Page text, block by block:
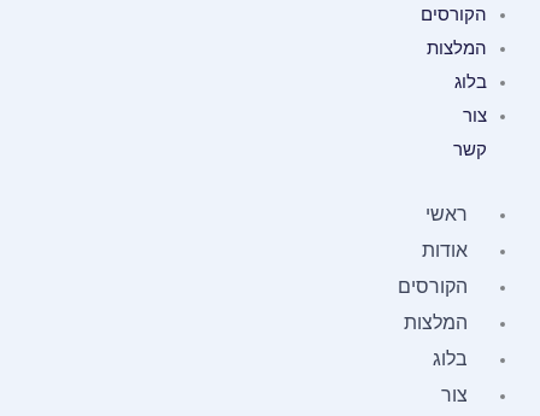
הקורסים
המלצות
בלוג
צור
קשר
ראשי
אודות
הקורסים
המלצות
בלוג
צור